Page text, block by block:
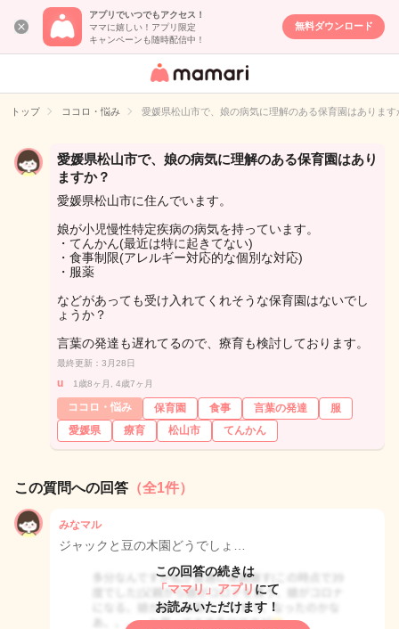
アプリでいつでもアクセス！
ママに嬉しい！アプリ限定
キャンペーンも随時配信中！
無料ダウンロード
女性専用匿名QA
イト
トップ ココロ・悩み 愛媛県松山市で、娘の病気に理解のある保育園はあります
愛媛県松山市で、娘の病気に理解のある保育園はあり
ますか？
愛媛県松山市に住んでいます。
娘が小児慢性特定疾病の病気を持っています。
・てんかん(最近は特に起きてない)
・食事制限(アレルギー対応的な個別な対応)
・服薬
などがあっても受け入れてくれそうな保育園はないでし
ょうか？
言葉の発達も遅れてるので、療育も検討しております。
最終更新：3月28日
u 1歳8ヶ月, 4歳7ヶ月
ココロ・悩み 保育園 食事 言葉の発達
服
愛媛県
療育 松山市 てんかん
この質問への回答 （全1件）
みなマル
ジャックと豆の木園どうでしょ…
この回答の続きは
「ママリ」アプリ にて
お読みいただけます！